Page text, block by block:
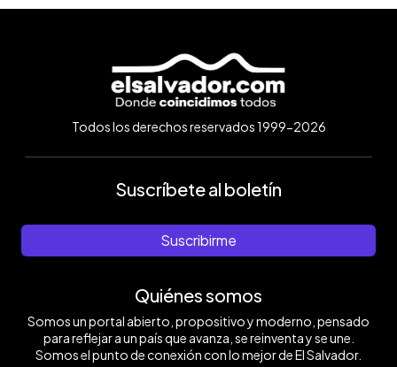
Todos los derechos reservados 1999-2026
Suscríbete al boletín
Suscribirme
Quiénes somos
Somos un portal abierto, propositivo y moderno, pensado
para reflejar a un país que avanza, se reinventa y se une.
Somos el punto de conexión con lo mejor de El Salvador.